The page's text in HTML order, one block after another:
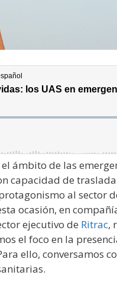
ámbito de las
capacidad de
al sector
ocasión, en
ejecutivo de Ritrac,
el foco en la
ello, conversamos